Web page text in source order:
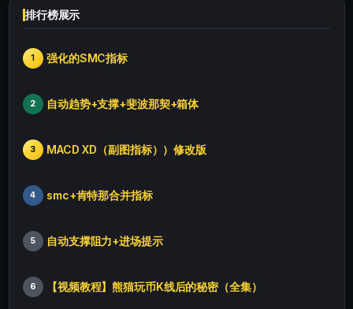
排行榜展示
1 强化的SMC指标
2 自动趋势+支撑+斐波那契+箱体
3 MACD XD（副图指标））修改版
4 smc+肯特那合并指标
5 自动支撑阻力+进场提示
6 【视频教程】熊猫玩币K线后的秘密（全集）